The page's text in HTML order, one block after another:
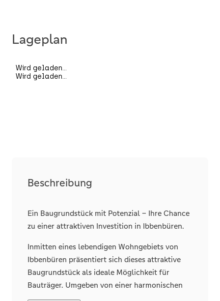
Lageplan
Beschreibung
Ein Baugrundstück mit Potenzial – Ihre Chance
zu einer attraktiven Investition in Ibbenbüren.
Inmitten eines lebendigen Wohngebiets von
Ibbenbüren präsentiert sich dieses attraktive
Baugrundstück als ideale Möglichkeit für
Bauträger. Umgeben von einer harmonischen
Mischung aus Mehrfamilienhäusern sowie Ein-